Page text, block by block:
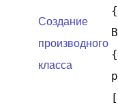
Создание
производного
класса